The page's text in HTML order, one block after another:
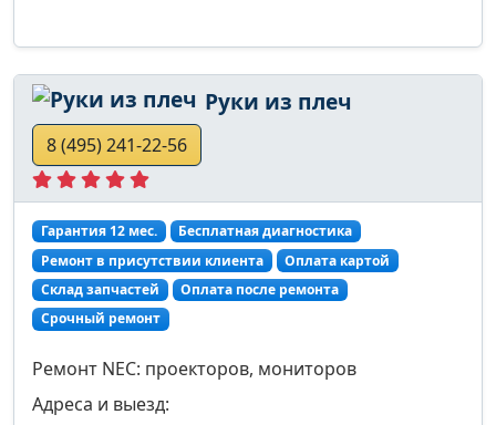
Руки из плеч
8 (495) 241-22-56
Гарантия 12 мес.
Бесплатная диагностика
Ремонт в присутствии клиента
Оплата картой
Склад запчастей
Оплата после ремонта
Срочный ремонт
Ремонт NEC: проекторов, мониторов
Адреса и выезд: